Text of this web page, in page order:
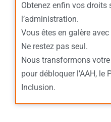
Obtenez enfin vos droits
l’administration.
Vous êtes en galère
Ne restez pas seul.
Nous transformons
pour débloquer l’AAH, le
Inclusion.